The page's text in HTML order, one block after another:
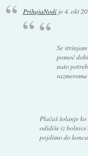
PrihajaNodije4. okt
Se strinjam
pomoč
nato
Plačaš šolanje
odidiše iz
pojdimo do